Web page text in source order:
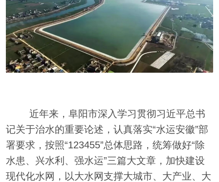
近年来，阜阳市深入学习贯彻习近平总书
记关于治水的重要论述，认真落实“水运安徽”部
署要求，按照“123455”总体思路，统筹做好“除
水患、兴水利、强水运”三篇大文章，加快建设
现代化水网，以大水网支撑大城市、大产业、大